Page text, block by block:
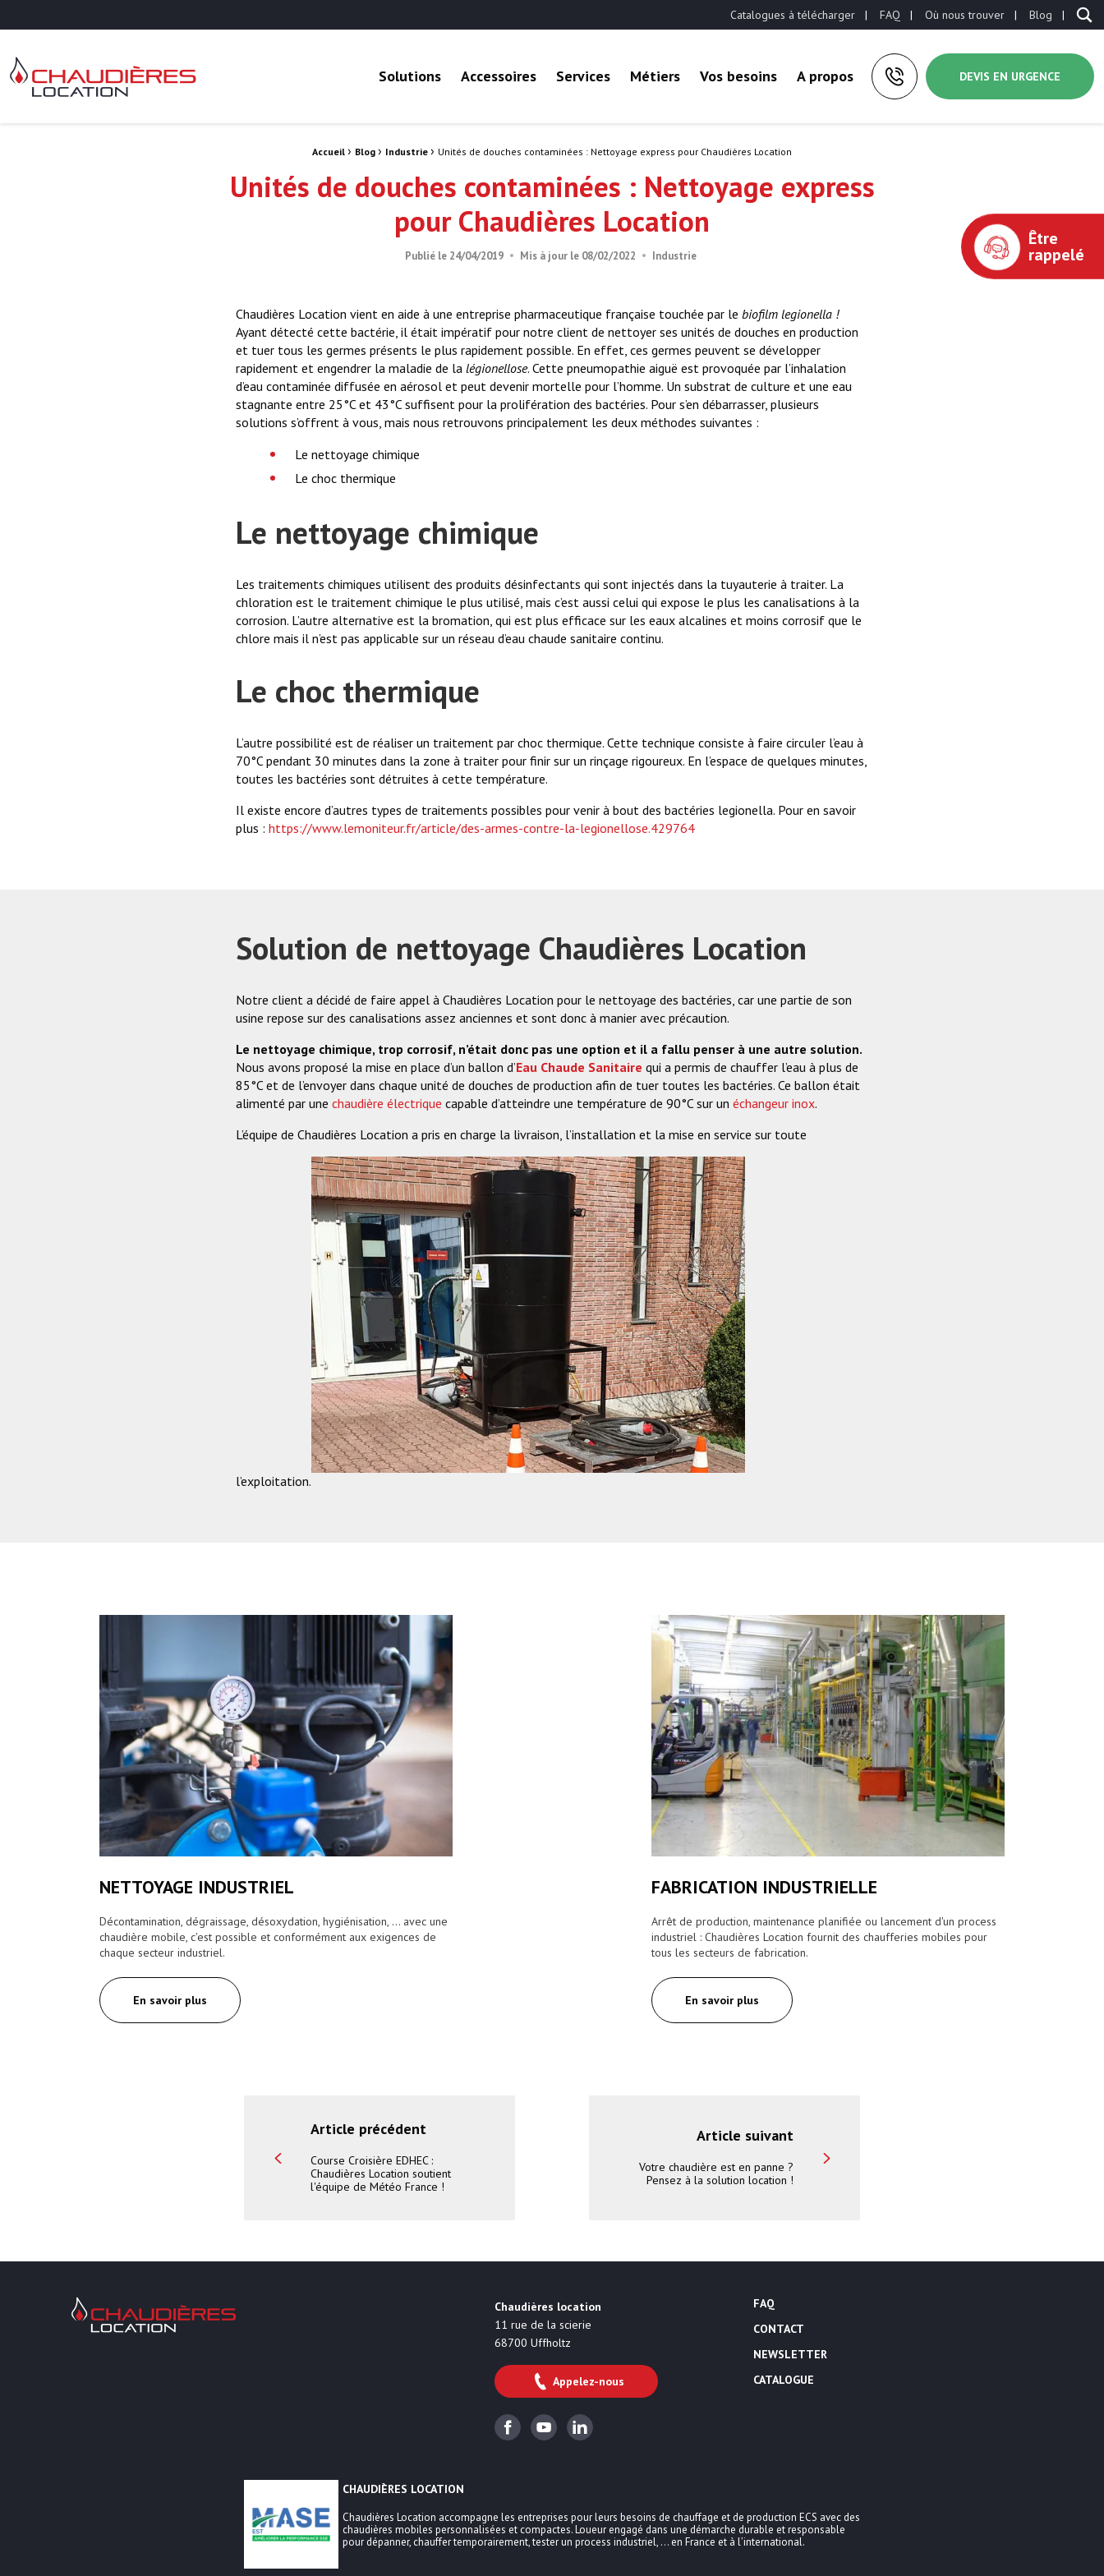
Catalogues à télécharger FAQ Où nous trouver Blog
Chaudières Location Location de chaudière et chaufferie mobile B2B
Solutions Accessoires Services Métiers Vos besoins A propos DEVIS EN URGENCE
Accueil › Blog › Industrie › Unités de douches contaminées : Nettoyage express pour Chaudières Location
Unités de douches contaminées : Nettoyage express
pour Chaudières Location
Publié le 24/04/2019 Mis à jour le 08/02/2022 Industrie
Chaudières Location vient en aide à une entreprise pharmaceutique française touchée par le biofilm legionella !
Ayant détecté cette bactérie, il était impératif pour notre client de nettoyer ses unités de douches en production
et tuer tous les germes présents le plus rapidement possible. En effet, ces germes peuvent se développer
rapidement et engendrer la maladie de la légionellose. Cette pneumopathie aiguë est provoquée par l’inhalation
d’eau contaminée diffusée en aérosol et peut devenir mortelle pour l’homme. Un substrat de culture et une eau
stagnante entre 25°C et 43°C suffisent pour la prolifération des bactéries. Pour s’en débarrasser, plusieurs
solutions s’offrent à vous, mais nous retrouvons principalement les deux méthodes suivantes :
Le nettoyage chimique
Le choc thermique
Le nettoyage chimique
Les traitements chimiques utilisent des produits désinfectants qui sont injectés dans la tuyauterie à traiter. La
chloration est le traitement chimique le plus utilisé, mais c’est aussi celui qui expose le plus les canalisations à la
corrosion. L’autre alternative est la bromation, qui est plus efficace sur les eaux alcalines et moins corrosif que le
chlore mais il n’est pas applicable sur un réseau d’eau chaude sanitaire continu.
Le choc thermique
L’autre possibilité est de réaliser un traitement par choc thermique. Cette technique consiste à faire circuler l’eau à
70°C pendant 30 minutes dans la zone à traiter pour finir sur un rinçage rigoureux. En l’espace de quelques minutes,
toutes les bactéries sont détruites à cette température.
Il existe encore d’autres types de traitements possibles pour venir à bout des bactéries legionella. Pour en savoir
plus : https://www.lemoniteur.fr/article/des-armes-contre-la-legionellose.429764
Solution de nettoyage Chaudières Location
Notre client a décidé de faire appel à Chaudières Location pour le nettoyage des bactéries, car une partie de son
usine repose sur des canalisations assez anciennes et sont donc à manier avec précaution.
Le nettoyage chimique, trop corrosif, n’était donc pas une option et il a fallu penser à une autre solution.
Nous avons proposé la mise en place d’un ballon d’Eau Chaude Sanitaire qui a permis de chauffer l’eau à plus de
85°C et de l’envoyer dans chaque unité de douches de production afin de tuer toutes les bactéries. Ce ballon était
alimenté par une chaudière électrique capable d’atteindre une température de 90°C sur un échangeur inox.
L’équipe de Chaudières Location a pris en charge la livraison, l’installation et la mise en service sur toute
l’exploitation.
NETTOYAGE INDUSTRIEL
Décontamination, dégraissage, désoxydation, hygiénisation, ... avec une
chaudière mobile, c'est possible et conformément aux exigences de
chaque secteur industriel.
En savoir plus
FABRICATION INDUSTRIELLE
Arrêt de production, maintenance planifiée ou lancement d'un process
industriel : Chaudières Location fournit des chaufferies mobiles pour
tous les secteurs de fabrication.
En savoir plus
Article précédent
Course Croisière EDHEC :
Chaudières Location soutient
l'équipe de Météo France !
Article suivant
Votre chaudière est en panne ?
Pensez à la solution location !
Chaudières Location Location de chaudière et chaufferie mobile B2B
Chaudières location
11 rue de la scierie
68700 Uffholtz
Appelez-nous
FacebookYoutubeLinkedin
FAQ
CONTACT
NEWSLETTER
CATALOGUE
CHAUDIÈRES LOCATION
Chaudières Location accompagne les entreprises pour leurs besoins de chauffage et de production ECS avec des
chaudières mobiles personnalisées et compactes. Loueur engagé dans une démarche durable et responsable
pour dépanner, chauffer temporairement, tester un process industriel, … en France et à l’international.
Être
rappelé